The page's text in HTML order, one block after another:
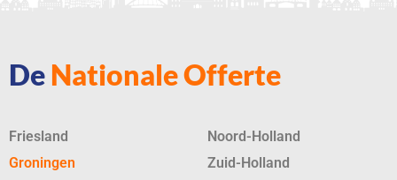
De Nationale Offerte
Friesland
Groningen
Noord-Holland
Zuid-Holland